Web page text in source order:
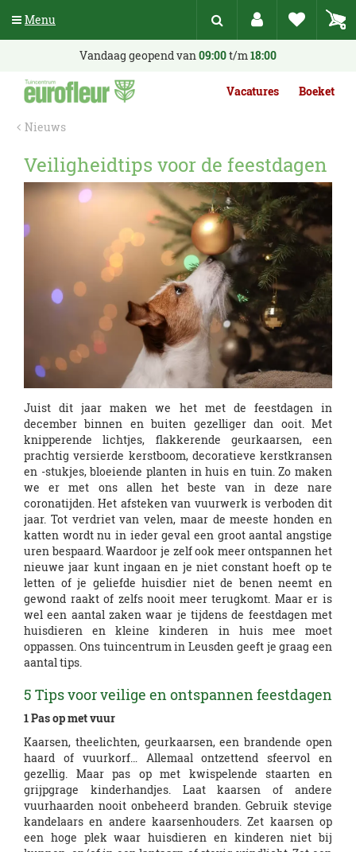
n
Nieuws
Vandaag geopend van09:00t/m18:00
Vacatures Boeket
Veiligheidtips voor de feestdagen
Juist dit jaar maken we het met de feestdagen in
december binnen en buiten gezelliger dan ooit. Met
knipperende lichtjes, flakkerende geurkaarsen, een
prachtig versierde kerstboom, decoratieve kerstkransen
en -stukjes, bloeiende planten in huis en tuin. Zo maken
we er met ons allen het beste van in deze nare
coronatijden. Het afsteken van vuurwerk is verboden dit
jaar. Tot verdriet van velen, maar de meeste honden en
katten wordt nu in ieder geval een groot aantal angstige
uren bespaard. Waardoor je zelf ook meer ontspannen het
nieuwe jaar kunt ingaan en je niet constant hoeft op te
letten of je geliefde huisdier niet de benen neemt en
gewond raakt of zelfs nooit meer terugkomt. Maar er is
wel een aantal zaken waar je tijdens de feestdagen met
huisdieren en kleine kinderen in huis mee moet
oppassen. Ons tuincentrum in Leusden geeft je graag een
aantal tips.
5 Tips voor veilige en ontspannen feestdagen
1 Pas op met vuur
Kaarsen, theelichten, geurkaarsen, een brandende open
haard of vuurkorf… Allemaal ontzettend sfeervol en
gezellig. Maar pas op met kwispelende staarten en
grijpgrage kinderhandjes. Laat kaarsen of andere
vuurhaarden nooit onbeheerd branden. Gebruik stevige
kandelaars en andere kaarsenhouders. Zet kaarsen op
een hoge plek waar huisdieren en kinderen niet bij
Menu